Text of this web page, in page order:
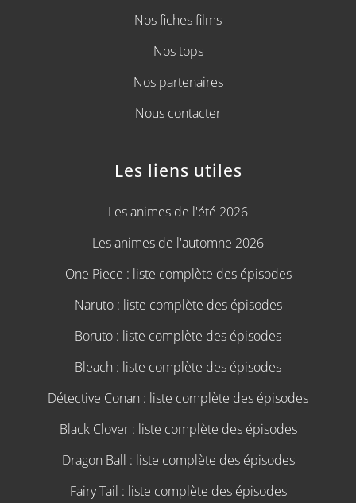
Nos fiches films
Nos tops
Nos partenaires
Nous contacter
Les liens utiles
Les animes de l'été 2026
Les animes de l'automne 2026
One Piece : liste complète des épisodes
Naruto : liste complète des épisodes
Boruto : liste complète des épisodes
Bleach : liste complète des épisodes
Détective Conan : liste complète des épisodes
Black Clover : liste complète des épisodes
Dragon Ball : liste complète des épisodes
Fairy Tail : liste complète des épisodes